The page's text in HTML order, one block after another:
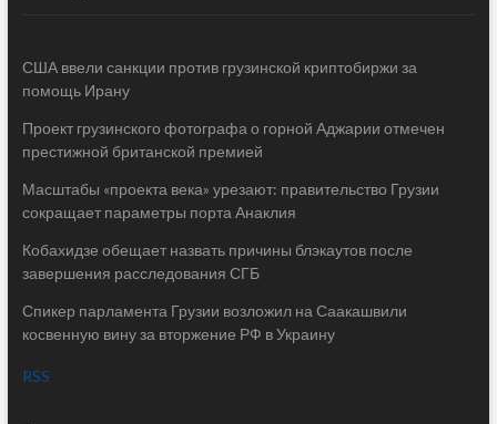
США ввели санкции против грузинской криптобиржи за
помощь Ирану
Проект грузинского фотографа о горной Аджарии отмечен
престижной британской премией
Масштабы «проекта века» урезают: правительство Грузии
сокращает параметры порта Анаклия
Кобахидзе обещает назвать причины блэкаутов после
завершения расследования СГБ
Спикер парламента Грузии возложил на Саакашвили
косвенную вину за вторжение РФ в Украину
RSS